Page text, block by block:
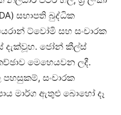
සභාපති බුද්ධික
ට්වෝමි සහ සංචාරක
දැක්වූහ. ජෝන් කීල්ස්
මෙහෙයවන ලදී.
සංචාරක
මාර්ග ඇතුළු බොහෝ දෑ